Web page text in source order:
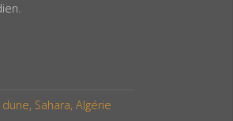
Sahara, Algérie